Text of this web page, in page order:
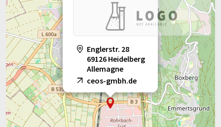
Englerstr. 28
69126 Heidelberg
Allemagne
ceos-gmbh.de